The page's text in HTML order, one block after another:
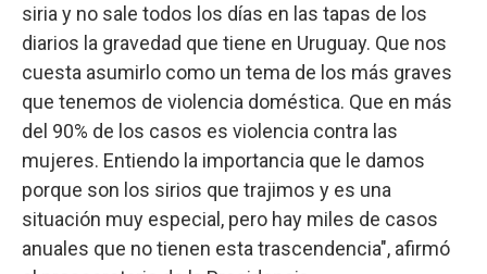
siria y no sale todos los días en las tapas de los
diarios la gravedad que tiene en Uruguay. Que nos
cuesta asumirlo como un tema de los más graves
que tenemos de violencia doméstica. Que en más
del 90% de los casos es violencia contra las
mujeres. Entiendo la importancia que le damos
porque son los sirios que trajimos y es una
situación muy especial, pero hay miles de casos
anuales que no tienen esta trascendencia", afirmó